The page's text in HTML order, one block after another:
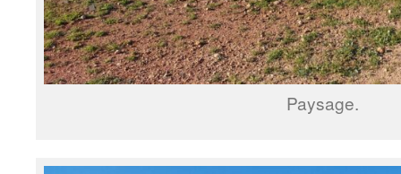
Paysage.